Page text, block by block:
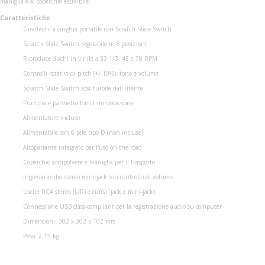
Caratteristiche
Giradischi a cinghia portatile con Scratch Slide Switch
Scratch Slide Switch regolabile in 8 posizioni
Riproduce dischi in vinile a 33 1/3, 45 e 78 RPM
Controlli rotativi di pitch (+/-10%), tono e volume
Scratch Slide Switch sostituibile dall'utente
Puntina e pannetto forniti in dotazione
Alimentatore incluso
Alimentabile con 6 pile tipo D (non incluse)
Altoparlante integrato per l'uso on-the-road
Coperchio antipolvere e maniglia per il trasporto
Ingresso audio stereo mini-jack con controllo di volume
Uscite RCA stereo (L/R) e cuffia (jack e mini-jack)
Connessione USB class-compliant per la registrazione audio su computer
Dimensioni: 302 x 302 x 102 mm
Peso: 2,15 kg